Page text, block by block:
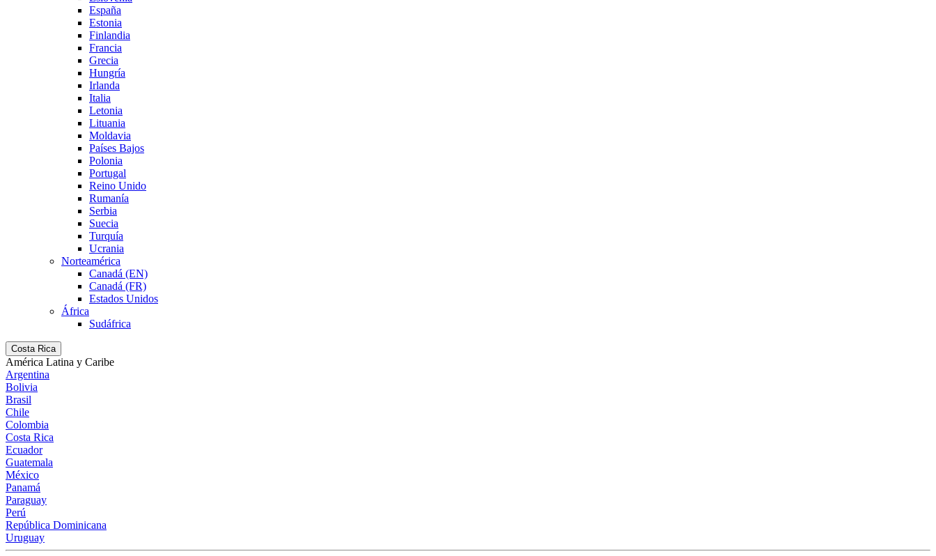
España
Estonia
Finlandia
Francia
Grecia
Hungría
Irlanda
Italia
Letonia
Lituania
Moldavia
Países Bajos
Polonia
Portugal
Reino Unido
Rumanía
Serbia
Suecia
Turquía
Ucrania
Norteamérica
Canadá (EN)
Canadá (FR)
Estados Unidos
África
Sudáfrica
Costa Rica
América Latina y Caribe
Argentina
Bolivia
Brasil
Chile
Colombia
Costa Rica
Ecuador
Guatemala
México
Panamá
Paraguay
Perú
República Dominicana
Uruguay